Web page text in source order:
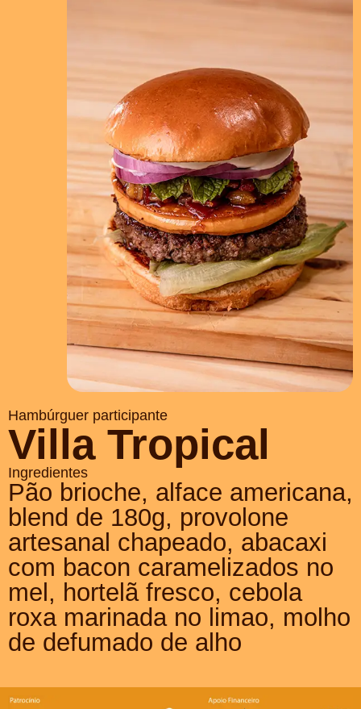
Hambúrguer participante
Villa Tropical
Ingredientes
Pão brioche, alface americana,
blend de 180g, provolone
artesanal chapeado, abacaxi
com bacon caramelizados no
mel, hortelã fresco, cebola
roxa marinada no limao, molho
de defumado de alho